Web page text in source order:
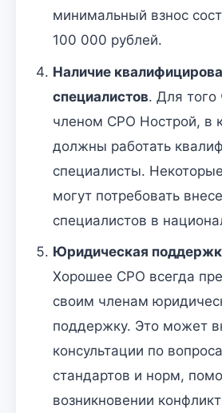
минимальный взнос
100 000 рублей.
Наличие
специалистов. Для того
членом СРО Нострой, в
должны работать
специалисты.
могут потребовать
специалистов в
Юридическая
Хорошее СРО всегда
своим членам
поддержку. Это может
консультации по
стандартов и норм,
возникновении